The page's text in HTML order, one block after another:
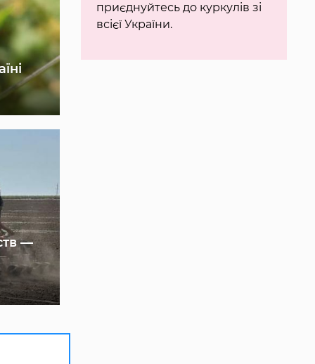
—
приєднуйтесь до куркулів зі
всієї України.